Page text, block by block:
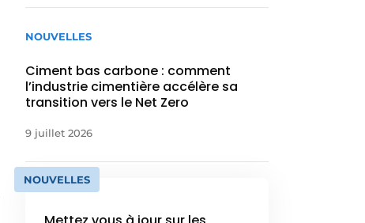
NOUVELLES
Ciment bas carbone : comment
l’industrie cimentière accélère sa
transition vers le Net Zero
9 juillet 2026
NOUVELLES